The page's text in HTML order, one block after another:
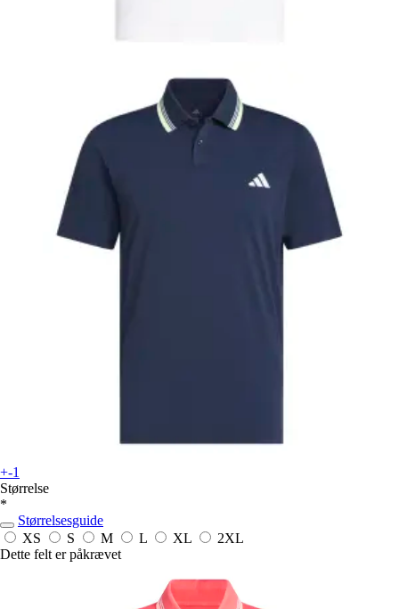
+-1
Størrelse
*
Størrelsesguide
XS
S M L XL
2XL
Dette felt er påkrævet